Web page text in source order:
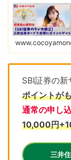
SBI証券の新
ポイントが
通常の申し
10,000円
三井